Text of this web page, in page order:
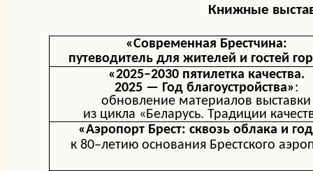
Книжные
«Современная Брестчина:
путеводитель для жителей и гостей
«2025–2030 пятилетка качества.
2025 — Год благоустройства»:
обновление материалов выставки
из цикла «Беларусь. Традиции
«Аэропорт Брест: сквозь облака и
к 80–летию основания Брестского